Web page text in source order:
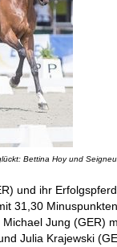
Bettina Hoy und
und ihr
31,30
Jung (GER)
Julia Krajewski